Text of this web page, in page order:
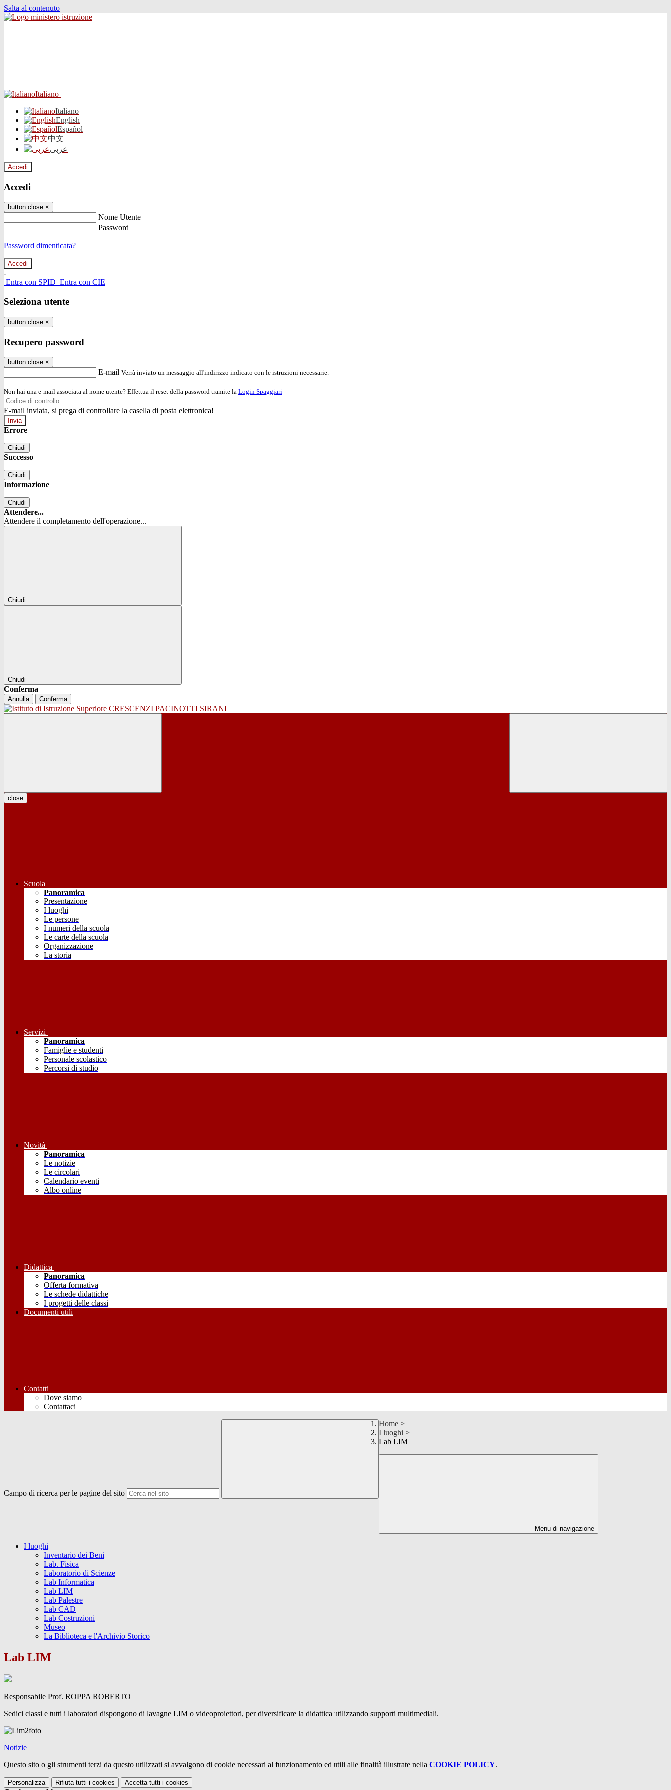
Salta al contenuto
Italiano
Italiano
English
Español
中文
عربى
Accedi
Accedi
button close ×
Nome Utente
Password
Password dimenticata?
-
Entra con SPID Entra con CIE
Seleziona utente
button close ×
Recupero password
button close ×
E-mail Verrà inviato un messaggio all'indirizzo indicato con le istruzioni necessarie.
Non hai una e-mail associata al nome utente? Effettua il reset della password tramite la Login Spaggiari
E-mail inviata, si prega di controllare la casella di posta elettronica!
Errore
Chiudi
Successo
Chiudi
Informazione
Chiudi
Attendere...
Attendere il completamento dell'operazione...
Chiudi
Chiudi
Conferma
Annulla Conferma
close
Scuola
Panoramica
Presentazione
I luoghi
Le persone
I numeri della scuola
Le carte della scuola
Organizzazione
La storia
Servizi
Panoramica
Famiglie e studenti
Personale scolastico
Percorsi di studio
Novità
Panoramica
Le notizie
Le circolari
Calendario eventi
Albo online
Didattica
Panoramica
Offerta formativa
Le schede didattiche
I progetti delle classi
Documenti utili
Contatti
Dove siamo
Contattaci
Campo di ricerca per le pagine del sito
Home >
I luoghi >
Lab LIM
Menu di navigazione
I luoghi
Inventario dei Beni
Lab. Fisica
Laboratorio di Scienze
Lab Informatica
Lab LIM
Lab Palestre
Lab CAD
Lab Costruzioni
Museo
La Biblioteca e l'Archivio Storico
Lab LIM
Responsabile Prof. ROPPA ROBERTO
Sedici classi e tutti i laboratori dispongono di lavagne LIM o videoproiettori, per diversificare la didattica utilizzando supporti multimediali.
Notizie
Questo sito o gli strumenti terzi da questo utilizzati si avvalgono di cookie necessari al funzionamento ed utili alle finalità illustrate nella COOKIE POLICY.
Personalizza Rifiuta tutti i cookies Accetta tutti i cookies